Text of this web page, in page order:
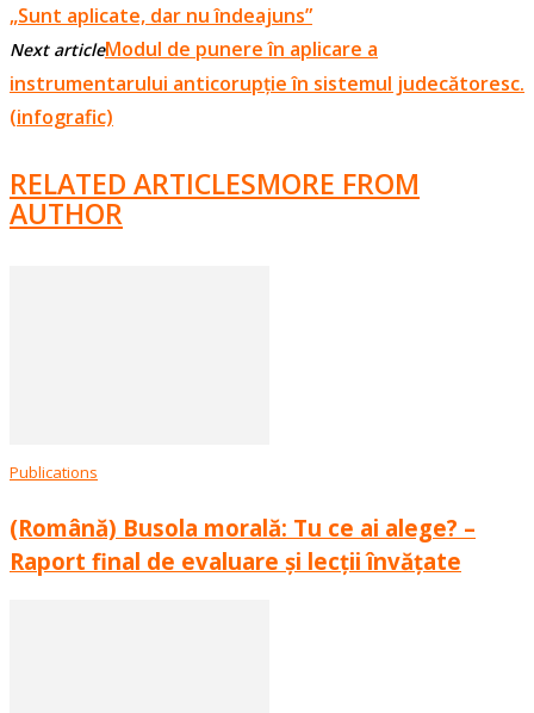
„Sunt aplicate, dar nu îndeajuns”
Next articleModul de punere în aplicare a
instrumentarului anticorupție în sistemul judecătoresc.
(infografic)
RELATED ARTICLESMORE FROM
AUTHOR
Publications
(Română) Busola morală: Tu ce ai alege? –
Raport final de evaluare și lecții învățate